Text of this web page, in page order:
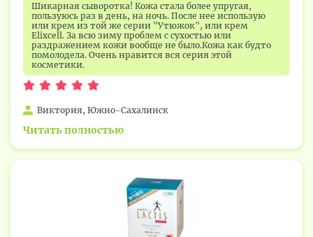
Шикарная сыворотка! Кожа стала более упругая,
пользуюсь раз в день, на ночь. После нее использую
или крем из той же серии "Утюжок", или крем
Elixcell. За всю зиму проблем с сухостью или
раздражением кожи вообще не было.Кожа как будто
помолодела. Очень нравится вся серия этой
косметики.
Виктория, Южно-Сахалинск
Читать полностью